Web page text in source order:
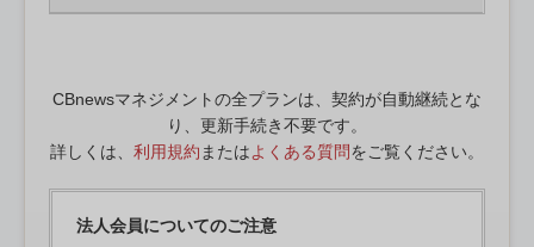
CBnewsマネジメントの全プランは、契約が自動継続とな
り、更新手続き不要です。
詳しくは、 利用規約 またはよくある質問をご覧ください。
法人会員についてのご注意